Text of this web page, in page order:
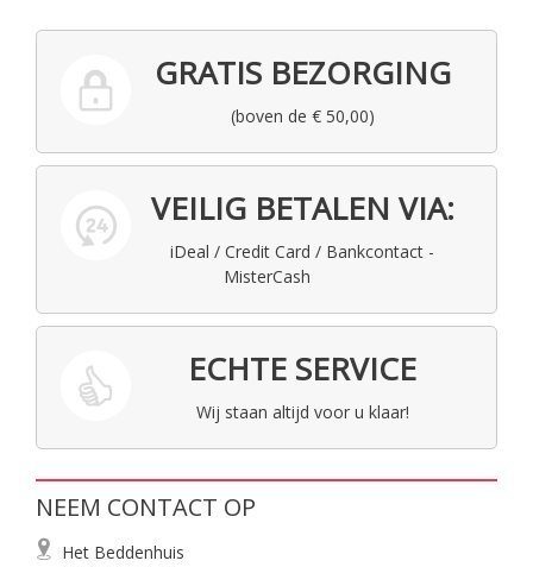
GRATIS BEZORGING
(boven de € 50,00)
VEILIG BETALEN VIA:
iDeal / Credit Card / Bankcontact -
MisterCash
ECHTE SERVICE
Wij staan altijd voor u klaar!
NEEM CONTACT OP
Het Beddenhuis